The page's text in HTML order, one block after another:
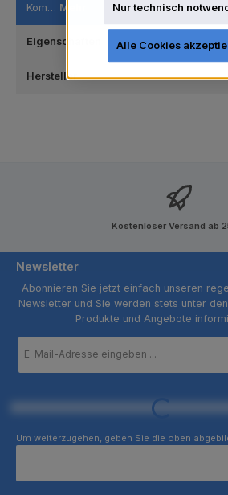
Kom… Mehr
Eigenschaften
Hersteller
Kostenloser Versand ab
Newsletter
Abonnieren Sie jetzt einfach unseren
Newsletter und Sie werden stets unter
Produkte und Angebote
Mail-
Loading...
Um weiterzugehen, geben Sie die oben
Nur technisch
Alle Cookies